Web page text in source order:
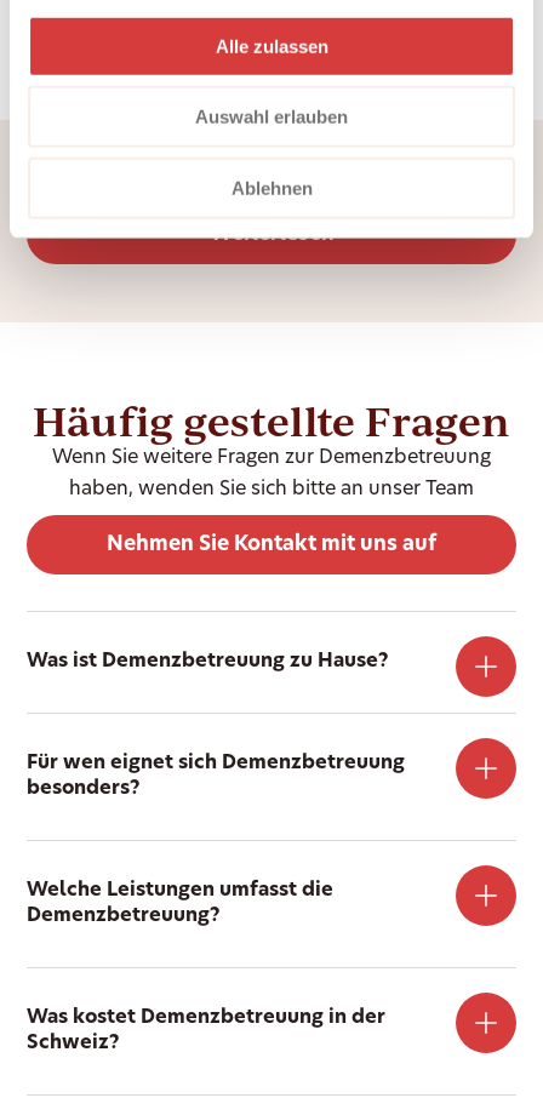
Alle zulassen
Auswahl erlauben
Ablehnen
Demenz oder Betreuungsbedarf ist es möglich,
Weiterlesen
Häufig gestellte Fragen
Wenn Sie weitere Fragen zur Demenzbetreuung
haben, wenden Sie sich bitte an unser Team
Nehmen Sie Kontakt mit uns auf
Was ist Demenzbetreuung zu Hause?
Für wen eignet sich Demenzbetreuung
besonders?
Welche Leistungen umfasst die
Demenzbetreuung?
Was kostet Demenzbetreuung in der
Schweiz?